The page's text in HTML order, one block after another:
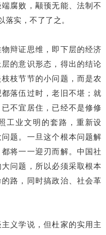
腐败，颟顸无能、法制不
实，不了了之。
辩证思维，即下层的经济
的意识形态，得出的结论
枝节节的小问题，而是农
落伍过时，老旧不堪；就
不宜居住，已经不是修修
工业文明的套路，重新设
题。一旦这个根本问题解
将一一迎刃而解。中国社
问题，所以必须采取根本
路，同时搞政治、社会革
义学说，但杜家的实用主